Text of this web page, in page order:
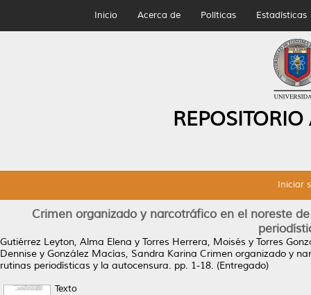
Inicio Acerca de Políticas Estadísticas
Iniciar
Crimen organizado y narcotráfico en el noreste
Gutiérrez Leyton, Alma Elena y Torres Herrera, Moisés y Torres
Dennise y González Macías, Sandra Karina Crimen organizado y
rutinas periodísticas y la autocensura. pp. 1-18. (Entregado)
Texto